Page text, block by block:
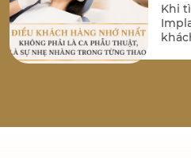
Đức
Khi